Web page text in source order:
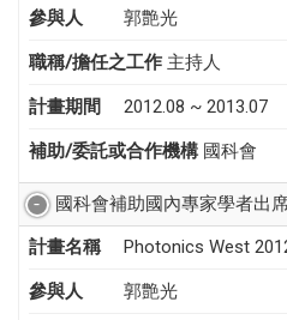
參與人 郭艶光
職稱/擔任之工作 主持人
計畫期間 2012.08 ~ 2013.07
補助/委託或合作機構 國科會
國科會補助國內專家學者出
計畫名稱
Photonics West
參與人 郭艶光